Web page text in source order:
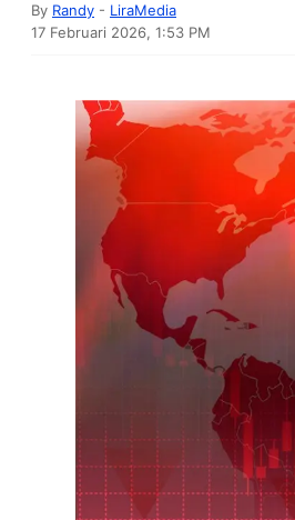
By Randy - LiraMedia
17 Februari 2026, 1:53 PM